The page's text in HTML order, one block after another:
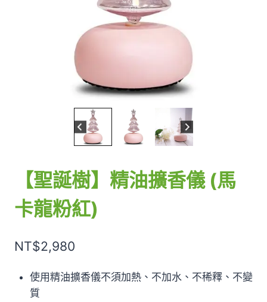
【聖誕樹】精油擴香儀 (馬
卡龍粉紅)
NT$2,980
使用精油擴香儀不須加熱、不加水、不稀釋、不變
質